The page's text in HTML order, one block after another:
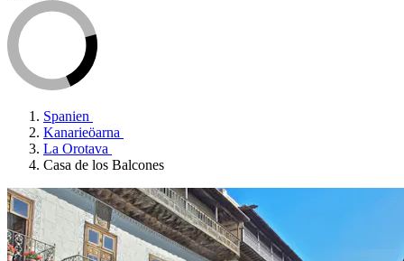
Spanien
Kanarieöarna
La Orotava
Casa de los Balcones